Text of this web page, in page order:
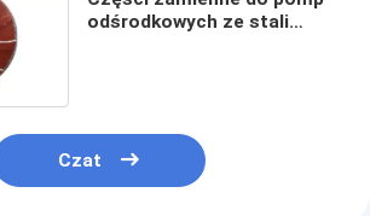
odśrodkowych ze stali
Czat